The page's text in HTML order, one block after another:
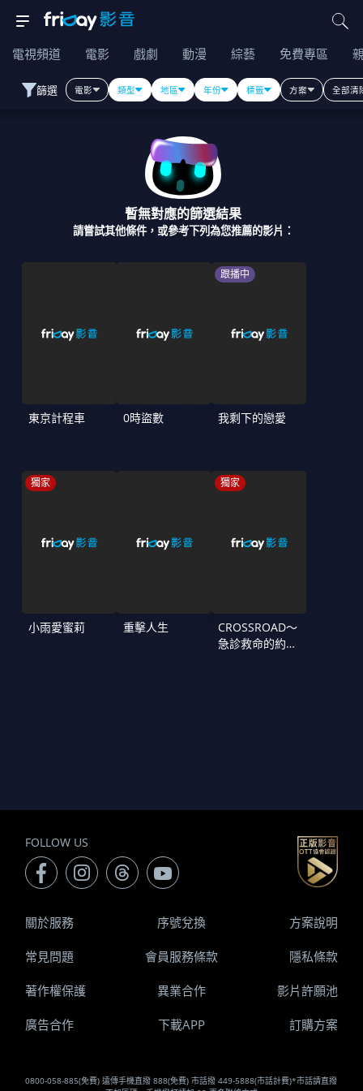
電視頻道 電影 戲劇 動漫 綜藝 免費專區
篩選 電影 類型 地區 年份 標籤 方案 全部清
暫無對應的篩選結果
請嘗試其他條件，或參考下列為您推薦的影片：
東京計程車 0時盜數
跟播中
我剩下的戀愛
獨家
小雨愛蜜莉 重擊人生
獨家
CROSSROAD～
急診救命的約定
FOLLOW US
0800-058-885(免費) 遠傳手機直撥 888(免費) 市話撥 449-5888(市話計費)*市話請直撥
關於服務 序號兌換 方案說明
常見問題 會員服務條款 隱私條款
著作權保護 異業合作 影片許願池
廣告合作 下載APP 訂購方案